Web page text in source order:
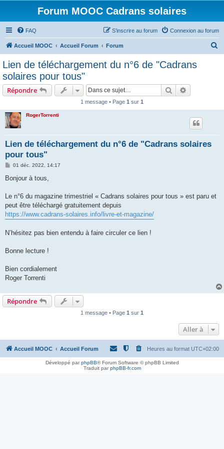
Forum MOOC Cadrans solaires
FAQ Connexion au forum
S’inscrire au forum
Accueil MOOC Accueil Forum Forum
Lien de téléchargement du n°6 de "Cadrans
solaires pour tous"
Répondre Rechercher
1 message • Page 1 sur 1
RogerTorrenti
Lien de téléchargement du n°6 de "Cadrans solaires
pour tous"
M
s
g
01 déc. 2022, 14:17
Bonjour à tous,
Le n°6 du magazine trimestriel « Cadrans solaires pour tous » est paru et
peut être téléchargé gratuitement depuis
https://www.cadrans-solaires.info/livre-et-magazine/
N’hésitez pas bien entendu à faire circuler ce lien !
Bonne lecture !
Bien cordialement
Roger Torrenti
Répondre
1 message • Page 1 sur 1
Aller à
Accueil MOOC Accueil Forum Heures au format UTC+02:00
Développé parphpBB® Forum Software © phpBB Limited
Traduit parphpBB-fr.com